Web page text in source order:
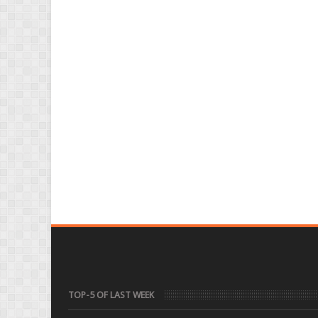
TOP-5 OF LAST WEEK